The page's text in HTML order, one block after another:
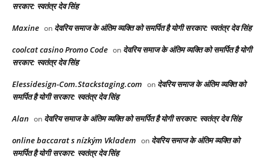
सरकार: स्वतंत्र देव सिंह
Maxine on देवरिय समाज के अंतिम व्यक्ति को समर्पित है योगी सरकार: स्वतंत्र देव सिंह
coolcat casino Promo Code on देवरिय समाज के अंतिम व्यक्ति को समर्पित है योगी
सरकार: स्वतंत्र देव सिंह
Elessidesign-Com.Stackstaging.com on देवरिय समाज के अंतिम व्यक्ति को
समर्पित है योगी सरकार: स्वतंत्र देव सिंह
Alan on देवरिय समाज के अंतिम व्यक्ति को समर्पित है योगी सरकार: स्वतंत्र देव सिंह
online baccarat s nízkým Vkladem on देवरिय समाज के अंतिम व्यक्ति को
समर्पित है योगी सरकार: स्वतंत्र देव सिंह